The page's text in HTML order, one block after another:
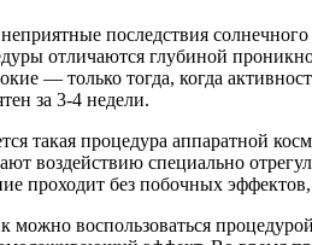
последствия
отличаются глубиной
— только тогда, когда
за 3-4 недели.
такая процедура аппаратной
воздействию специально
проходит без побочных
воспользоваться